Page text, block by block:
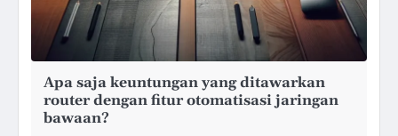
Apa saja keuntungan yang ditawarkan
router dengan fitur otomatisasi jaringan
bawaan?